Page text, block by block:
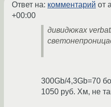
Ответ на: комментарий от
+00:00
дивидюках
300Gb/4,3Gb=70
1050 руб. Хм, не